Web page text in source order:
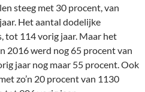
steeg met 30 procent, van
Het aantal dodelijke
tot 114 vorig jaar. Maar het
2016 werd nog 65 procent van
jaar nog maar 55 procent. Ook
zo’n 20 procent van 1130